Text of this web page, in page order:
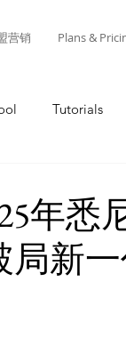
营销 Plans &
Tutorials
AI 工具
年悉
新